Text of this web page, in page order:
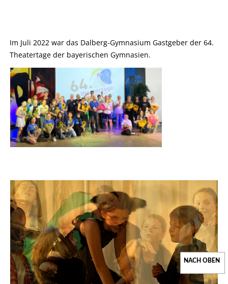
Im Juli 2022 war das Dalberg-Gymnasium Gastgeber der 64.
Theatertage der bayerischen Gymnasien.